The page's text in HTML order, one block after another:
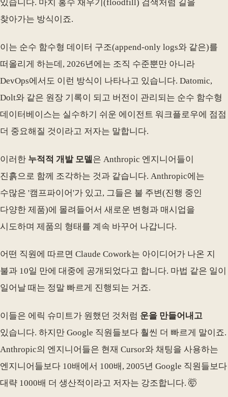
있습니다. 마치 홍수 채우기(floodfill) 검색처럼 길을
찾아가는 방식이죠.
이는 순수 함수형 데이터 구조(append-only logs와 같은)를
떠올리게 하는데, 2026년에는 조직 수준뿐만 아니라
DevOps에서도 이런 방식이 나타나고 있습니다. Datomic,
Dolt와 같은 원장 기록이 되고 버전이 관리되는 순수 함수형
데이터베이스는 실수하기 쉬운 에이전트 워크플로우에 점점
더 중요해질 것이라고 저자는 말합니다.
이러한 누적적 개발 모델 은 Anthropic 엔지니어들이
진흙으로 함께 조각하는 것과 같습니다. Anthropic에는
수많은 '캠프파이어'가 있고, 그들은 불 주변(진행 중인
다양한 제품)에 몰려들어서 새로운 변형과 매시업을
시도하며 제품의 형태를 계속 바꾸어 나갑니다.
어떤 직원에 따르면 Claude Cowork는 아이디어가 나온 지
불과 10일 만에 대중에 공개되었다고 합니다. 마법 같은 일이
일어날 때는 정말 빠르게 진행되는 거죠.
이들은 에릭 슈미트가 원했던 것처럼 운을 만들어내고
있습니다. 하지만 Google 직원들보다 훨씬 더 빠르게 말이죠.
Anthropic의 엔지니어들은 현재 Cursor와 채팅을 사용하는
엔지니어들보다 10배에서 100배, 2005년 Google 직원들보다
대략 1000배 더 생산적이라고 저자는 강조합니다. 🤯